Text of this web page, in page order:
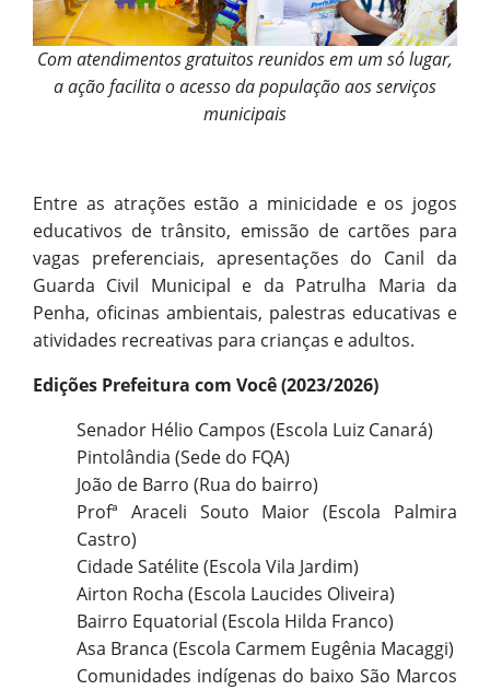
Com atendimentos gratuitos reunidos em um só lugar,
a ação facilita o acesso da população aos serviços
municipais
Entre as atrações estão a minicidade e os jogos
educativos de trânsito, emissão de cartões para
vagas preferenciais, apresentações do Canil da
Guarda Civil Municipal e da Patrulha Maria da
Penha, oficinas ambientais, palestras educativas e
atividades recreativas para crianças e adultos.
Edições Prefeitura com Você (2023/2026)
Senador Hélio Campos (Escola Luiz Canará)
Pintolândia (Sede do FQA)
João de Barro (Rua do bairro)
Profª Araceli Souto Maior (Escola Palmira
Castro)
Cidade Satélite (Escola Vila Jardim)
Airton Rocha (Escola Laucides Oliveira)
Bairro Equatorial (Escola Hilda Franco)
Asa Branca (Escola Carmem Eugênia Macaggi)
Comunidades indígenas do baixo São Marcos